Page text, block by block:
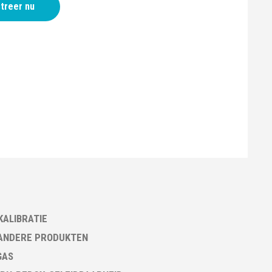
nu
PRODUKTEN